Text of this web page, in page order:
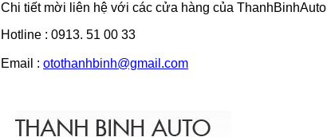
Chi tiết mời liên hệ với các cửa hàng của ThanhBinhAuto
Hotline : 0913. 51 00 33
Email : otothanhbinh@gmail.com